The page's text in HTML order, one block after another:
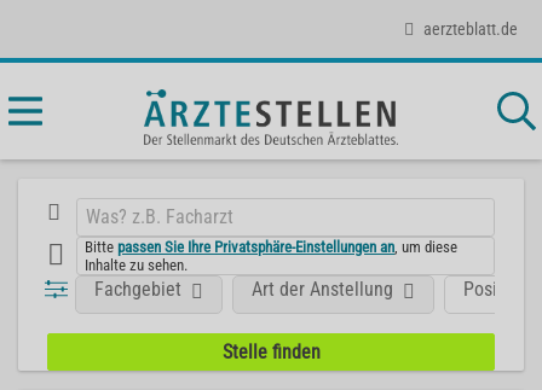
aerzteblatt.de
Bittepassen Sie Ihre Privatsphäre-Einstellungen an , um diese
Inhalte zu sehen.
Position
Fachgebiet Art der Anstellung